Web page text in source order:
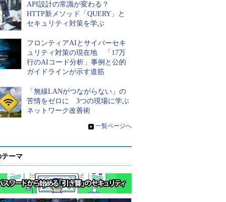
API設計の常識が変わる？
HTTP新メソッド「QUERY」と
セキュリティ対策を学ぶ
フロンティアAIとサイバーセキ
ュリティ対策の現在地 「17万
行のAIコード分析」事例と公的
ガイドラインが示す道筋
「無線LANがつながらない」の
苦情をゼロに 3つの現場に学ぶ
ネットワーク改善術
» 一覧ページへ
ーマ